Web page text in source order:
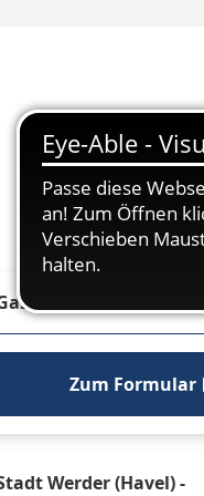
Zum Formular
Werder (Havel) -